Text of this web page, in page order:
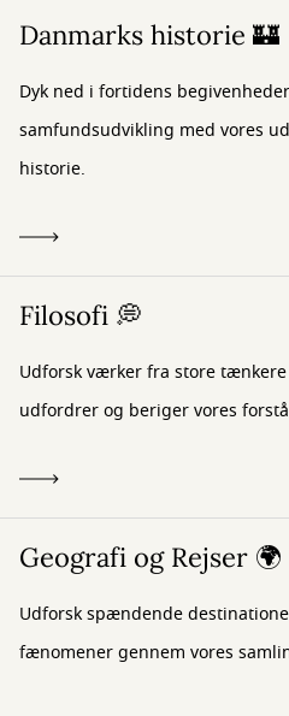
Danmarks historie 🏰
Dyk ned i fortidens
samfundsudvikling med vores
historie.
Filosofi 💭
Udforsk værker fra store
udfordrer og beriger vores
Geografi og Rejser 🌍
Udforsk spændende
fænomener gennem vores